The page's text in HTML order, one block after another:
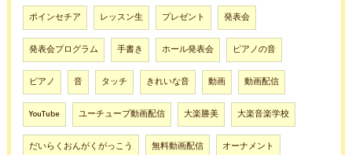
ポインセチア レッスン生 プレゼント 発表会
発表会プログラム 手書き ホール発表会 ピアノの音
ピアノ 音 タッチ きれいな音 動画 動画配信
YouTube ユーチューブ動画配信 大楽勝美 大楽音楽学校
だいらくおんがくがっこう 無料動画配信 オーナメント